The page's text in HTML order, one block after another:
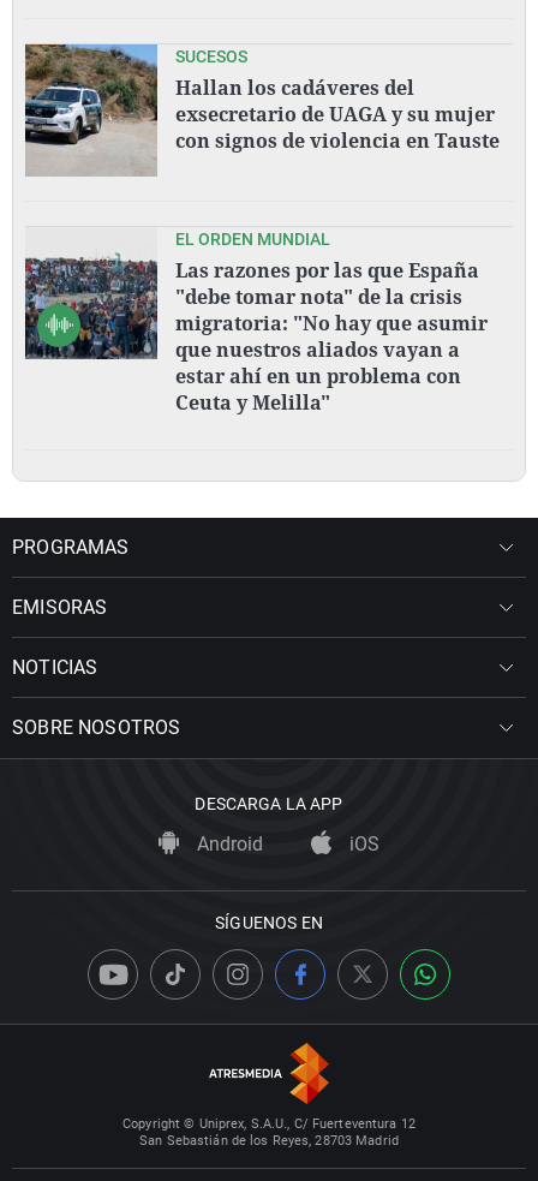
SUCESOS
Hallan los cadáveres del
exsecretario de UAGA y su mujer
con signos de violencia en Tauste
EL ORDEN MUNDIAL
Las razones por las que España
"debe tomar nota" de la crisis
migratoria: "No hay que asumir
que nuestros aliados vayan a
estar ahí en un problema con
Ceuta y Melilla"
PROGRAMAS
EMISORAS
NOTICIAS
SOBRE NOSOTROS
DESCARGA LA APP
Android iOS
SÍGUENOS EN
Copyright © Uniprex, S.A.U., C/ Fuerteventura 12
San Sebastián de los Reyes, 28703 Madrid